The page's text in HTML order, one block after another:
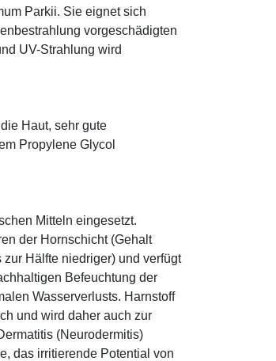
Parkii. Sie eignet sich
vorgeschädigten
UV-Strahlung wird
Haut, sehr gute
Propylene Glycol
Mitteln eingesetzt.
der Hornschicht (Gehalt
Hälfte niedriger) und verfügt
Befeuchtung der
Wasserverlusts. Harnstoff
und wird daher auch zur
(Neurodermitis)
das irritierende Potential von